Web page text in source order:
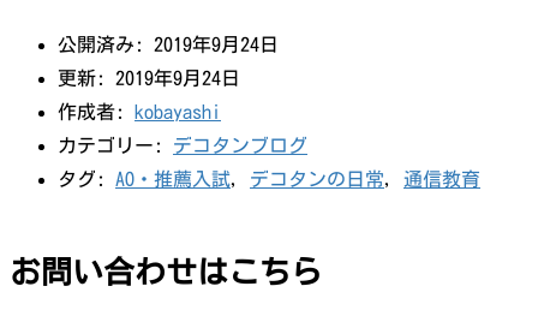
公開済み: 2019年9月24日
更新: 2019年9月24日
作成者:
kobayashi
カテゴリー: デコタンブログ
タグ: AO・推薦入試, デコタンの日常, 通信教育
お問い合わせはこちら